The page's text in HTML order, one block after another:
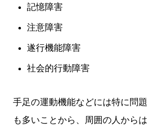
記憶障害
注意障害
遂行機能障害
社会的行動障害
手足の運動機能などには特に問
も多いことから、周囲の人から